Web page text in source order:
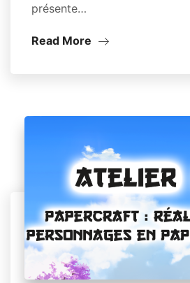
présente…
Read More